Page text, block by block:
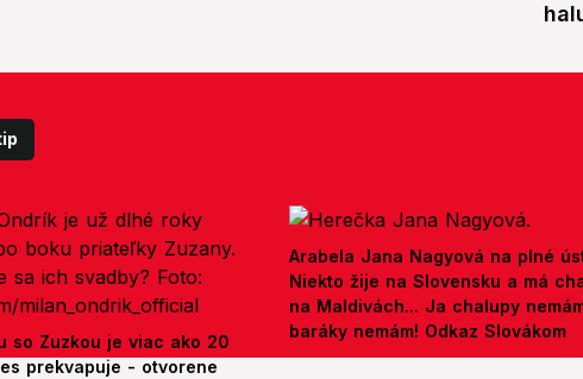
so Zuzkou je viac ako 20
prekvapuje - otvorene
Arabela Jana Nagyová na plné
Niekto žije na Slovensku a má
na Maldivách... Ja chalupy
baráky nemám! Odkaz Slovákom